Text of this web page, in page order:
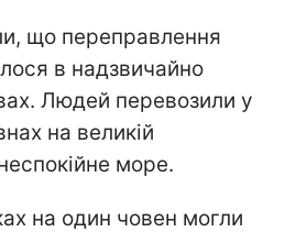
що переправлення
в надзвичайно
Людей перевозили у
на великій
море.
на один човен могли